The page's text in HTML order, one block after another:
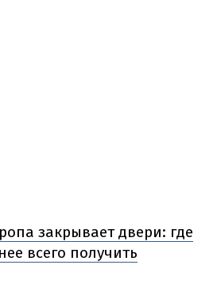
закрывает двери: где
всего получить